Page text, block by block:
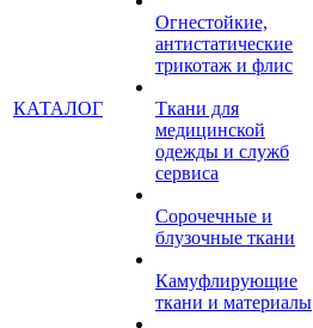
КАТАЛОГ
Огнестойкие,
антистатические
трикотаж и флис
Ткани для
медицинской
одежды и служб
сервиса
Сорочечные и
блузочные ткани
Камуфлирующие
ткани и материалы